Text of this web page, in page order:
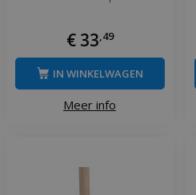
€ 33 49
Meer info
IN WINKELWAGEN